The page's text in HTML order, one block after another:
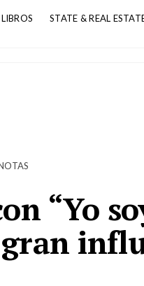
LIBROS STATE & REAL
“Yo